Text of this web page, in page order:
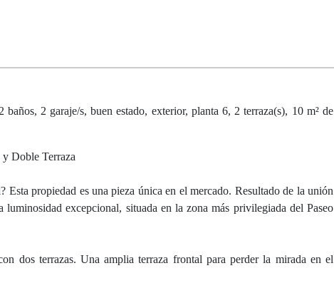
2 garaje/s, buen estado, exterior, planta 6, 2 terraza(s), 10 m² de
Doble Terraza
propiedad es una pieza única en el mercado. Resultado de la unión
excepcional, situada en la zona más privilegiada del Paseo
dos terrazas. Una amplia terraza frontal para perder la mirada en el